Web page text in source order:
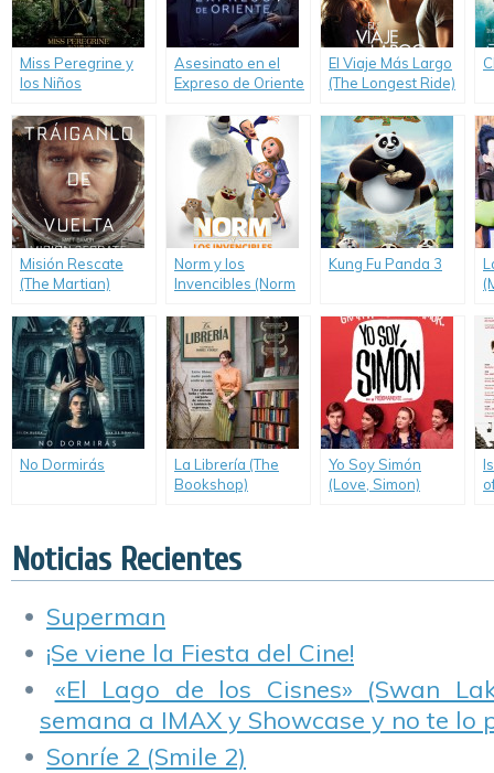
Miss Peregrine y
los Niños
Peregrine’s Home
for Peculiar
Children)
Asesinato en el
Expreso de Oriente
Orient Express)
El Viaje Más Largo
(The Longest Ride)
Misión Rescate
(The Martian)
Norm y los
Invencibles (Norm
Kung Fu Panda 3
No Dormirás
La Librería (The
Bookshop)
Yo Soy Simón
(Love, Simon)
Noticias Recientes
Superman
¡Se viene la Fiesta del Cine!
«El Lago de los Cisnes» (Swan
semana a IMAX y Showcase y no te lo
Sonríe 2 (Smile 2)